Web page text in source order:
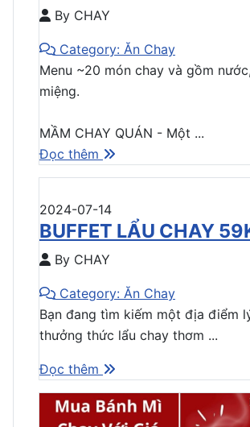
By CHAY
Category: Ăn Chay
Menu ~20 món chay và gồm
miệng.
MẦM CHAY QUÁN - Một ...
Đọc thêm
2024-07-14
BUFFET LẨU CHAY
By CHAY
Category: Ăn Chay
Bạn đang tìm kiếm một địa điểm
thưởng thức lẩu chay thơm ...
Đọc thêm